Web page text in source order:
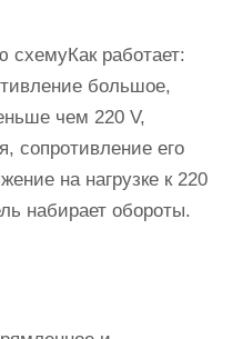
схемуКак работает:
большое,
чем 220 V,
сопротивление его
на нагрузке к 220
набирает обороты.